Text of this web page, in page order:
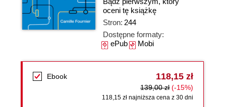
oceni tę książkę
Stron: 244
Dostępne formaty:
ePubMobi
Ebook 118,15 zł
139,00 zł (-15%)
118,15 zł najniższa cena z 30 dni